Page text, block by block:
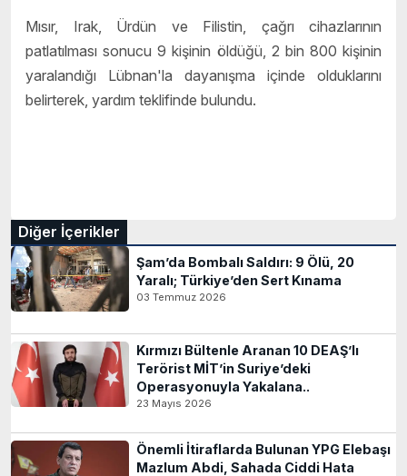
Mısır, Irak, Ürdün ve Filistin, çağrı cihazlarının
patlatılması sonucu 9 kişinin öldüğü, 2 bin 800 kişinin
yaralandığı Lübnan'la dayanışma içinde olduklarını
belirterek, yardım teklifinde bulundu.
Diğer İçerikler
Şam’da Bombalı Saldırı: 9 Ölü, 20
Yaralı; Türkiye’den Sert Kınama
03 Temmuz 2026
Kırmızı Bültenle Aranan 10 DEAŞ’lı
Terörist MİT’in Suriye’deki
Operasyonuyla Yakalana..
23 Mayıs 2026
Önemli İtiraflarda Bulunan YPG Elebaşı
Mazlum Abdi, Sahada Ciddi Hata